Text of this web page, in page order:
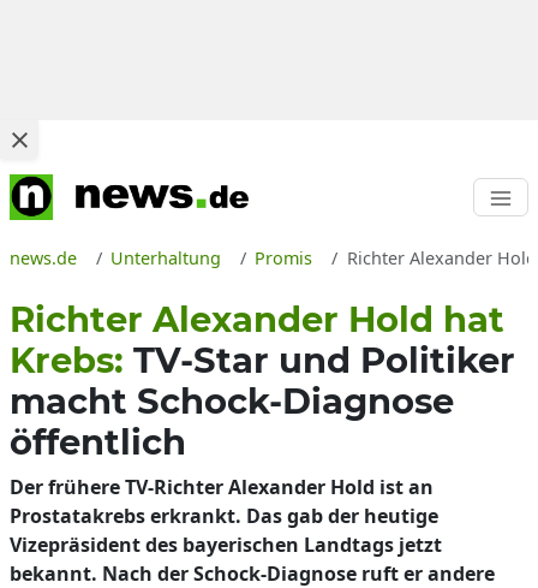
news.de Unterhaltung Promis Richter Alexander
Richter Alexander Hold hat
Krebs: TV-Star und Politiker
macht Schock-Diagnose
öffentlich
Der frühere TV-Richter Alexander Hold ist an
Prostatakrebs erkrankt. Das gab der heutige
Vizepräsident des bayerischen Landtags jetzt
bekannt. Nach der Schock-Diagnose ruft er andere